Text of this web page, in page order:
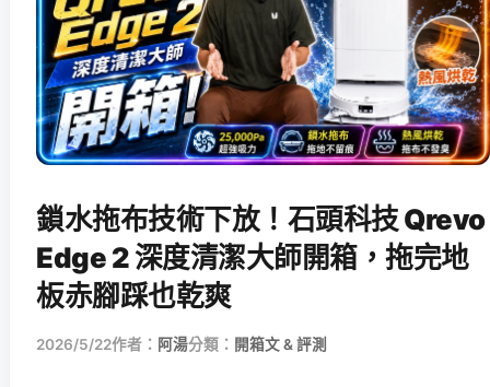
鎖水拖布技術下放！石頭科技 Qrevo
Edge 2 深度清潔大師開箱，拖完地
板赤腳踩也乾爽
2026/5/22作者： 阿湯分類： 開箱文 & 評測